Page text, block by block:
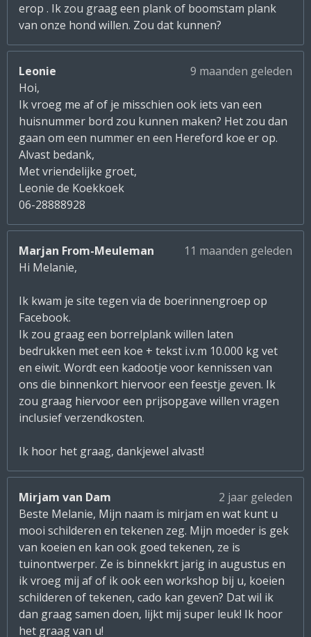
erop . Ik zou graag een plank of boomstam plank
van onze hond willen. Zou dat kunnen?
Leonie
9 maanden geleden
Hoi,
Ik vroeg me af of je misschien ook iets van een
huisnummer bord zou kunnen maken? Het zou dan
gaan om een nummer en een Hereford koe er op.
Alvast bedank,
Met vriendelijke groet,
Leonie de Koekkoek
06-28888928
Marjan From-Meuleman
11 maanden geleden
Hi Melanie,
Ik kwam je site tegen via de boerinnengroep op
Facebook.
Ik zou graag een borrelplank willen laten
bedrukken met een koe + tekst i.v.m 10.000 kg vet
en eiwit. Wordt een kadootje voor kennissen van
ons die binnenkort hiervoor een feestje geven. Ik
zou graag hiervoor een prijsopgave willen vragen
inclusief verzendkosten.
Ik hoor het graag, dankjewel alvast!
Mirjam van Dam
2 jaar geleden
Beste Melanie, Mijn naam is mirjam en wat kunt u
mooi schilderen en tekenen zeg. Mijn moeder is gek
van koeien en kan ook goed tekenen, ze is
tuinontwerper. Ze is binnekkrt jarig in augustus en
ik vroeg mij af of ik ook een workshop bij u, koeien
schilderen of tekenen, cado kan geven? Dat wil ik
dan graag samen doen, lijkt mij super leuk! Ik hoor
het graag van u!